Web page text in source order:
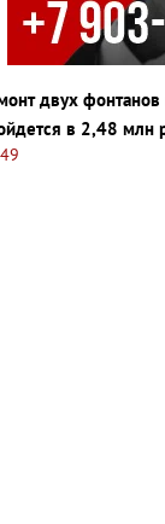
двух фонтанов
в 2,48 млн